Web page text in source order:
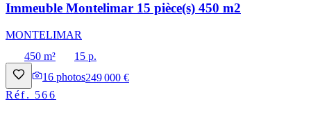
Immeuble Montelimar 15 pièce(s) 450 m2
MONTELIMAR
450 m²
15 p.
16 photos249 000 €
Réf. 566